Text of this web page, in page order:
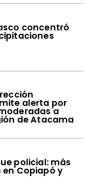
concentró
alerta por
a
de Atacama
policial: más
Copiapó y